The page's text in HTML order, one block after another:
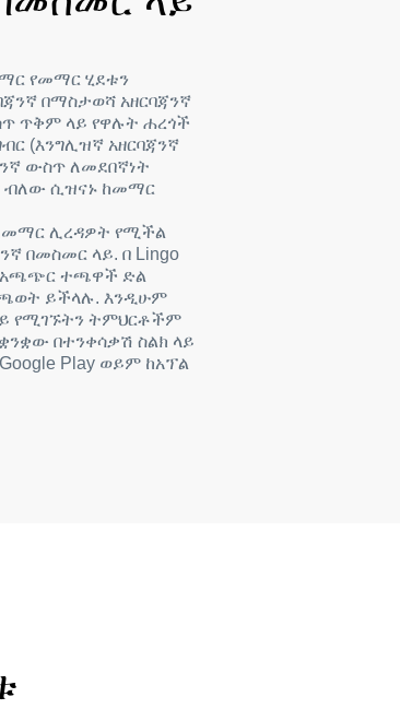
የመማር ሂደቱን
በማስታወሻ አዘርባጃንኛ
ጥቅም ላይ የዋሉት ሐረጎች
(እንግሊዝኛ አዘርባጃንኛ
ውስጥ ለመደበኛነት
ብለው ሲዝናኑ ከመማር
ለመማር ሊረዳዎት የሚችል
በመስመር ላይ. በ Lingo
አጫጭር ተጫዋች ድል
ይችላሉ. እንዲሁም
የሚገኙትን ትምህርቶችም
በተንቀሳቃሽ ስልክ ላይ
Play ወይም ከአፕል